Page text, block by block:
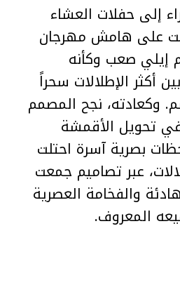
إلى حفلات العشاء
على هامش مهرجان
اسم إيلي صعب وكأنه
أكثر الإطلالات سحراً
وكعادته، نجح المصمم
في تحويل الأقمشة
بصرية آسرة احتلت
عبر تصاميم جمعت
والفخامة العصرية
المعروف.